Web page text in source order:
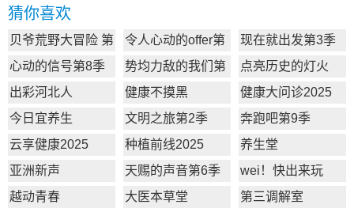
猜你喜欢
贝爷荒野大冒险 第
一季
令人心动的offer第
7季
现在就出发第3季
心动的信号第8季
势均力敌的我们第
2季
点亮历史的灯火
出彩河北人
健康不摸黑
健康大问诊2025
今日宜养生
文明之旅第2季
奔跑吧第9季
云享健康2025
种植前线2025
养生堂
亚洲新声
天赐的声音第6季
wei！快出来玩
越动青春
大医本草堂
第三调解室